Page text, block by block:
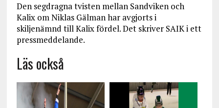
Den segdragna tvisten mellan Sandviken och
Kalix om Niklas Gälman har avgjorts i
skiljenämnd till Kalix fördel. Det skriver SAIK i ett
pressmeddelande.
Läs också